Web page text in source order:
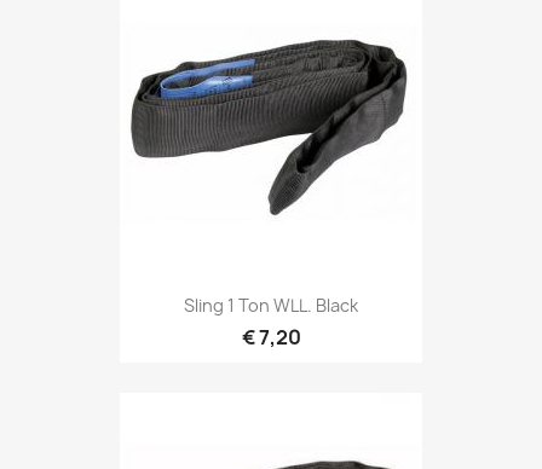
 Snel bekijken
Sling 1 Ton WLL. Black
€ 7,20